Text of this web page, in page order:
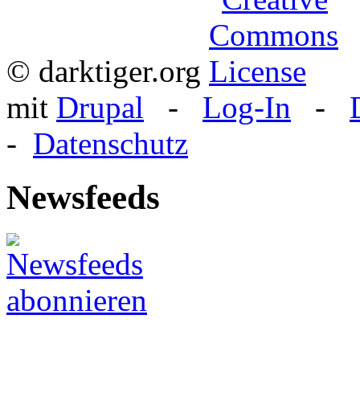
© darktiger.org
mit Drupal - Log-In -
- Datenschutz
Newsfeeds